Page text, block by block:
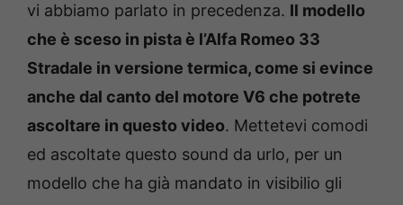
vi abbiamo parlato in precedenza. Il modello
che è sceso in pista è l’Alfa Romeo 33
Stradale in versione termica, come si evince
anche dal canto del motore V6 che potrete
ascoltare in questo video. Mettetevi comodi
ed ascoltate questo sound da urlo, per un
modello che ha già mandato in visibilio gli